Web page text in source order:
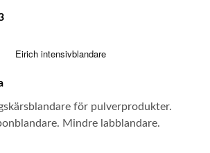
för pulverprodukter.
Mindre labblandare.